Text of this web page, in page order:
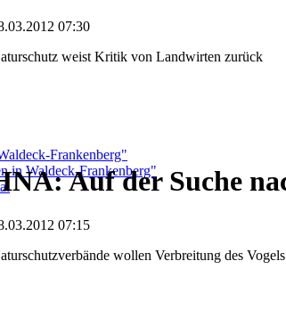
Frankenberg"
in Waldeck-Frankenberg"
07:30
weist Kritik von Landwirten zurück
Auf der Suche
07:15
wollen Verbreitung des